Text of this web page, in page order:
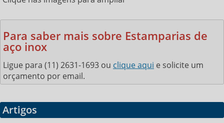
Para saber mais sobre Estamparias de
aço inox
Ligue para (11) 2631-1693 ou clique aqui e solicite um
orçamento por email.
Artigos